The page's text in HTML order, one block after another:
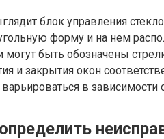
блок управления
форму и на нем
могут быть обозначены
и закрытия окон
в